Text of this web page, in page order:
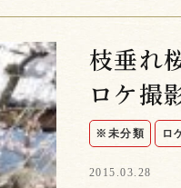
枝垂れ
ロケ撮
※未分類 ロ
2015.03.28